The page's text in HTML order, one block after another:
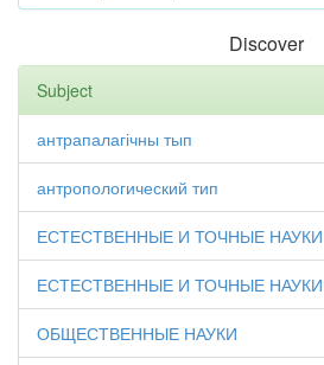
Discover
Subject
антрапалагічны тып
антропологический тип
ЕСТЕСТВЕННЫЕ И ТОЧНЫЕ НАУКИ
ЕСТЕСТВЕННЫЕ И ТОЧНЫЕ
ОБЩЕСТВЕННЫЕ НАУКИ